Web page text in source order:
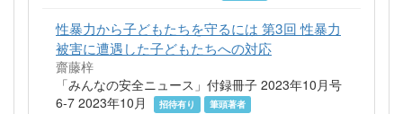
性暴力から子どもたちを守るには 第3回 性暴力
被害に遭遇した子どもたちへの対応
齋藤梓
「みんなの安全ニュース」付録冊子 2023年10月号
6-7 2023年10月
招待有り 筆頭著者